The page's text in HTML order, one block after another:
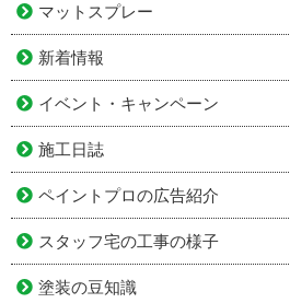
マットスプレー
新着情報
イベント・キャンペーン
施工日誌
ペイントプロの広告紹介
スタッフ宅の工事の様子
塗装の豆知識